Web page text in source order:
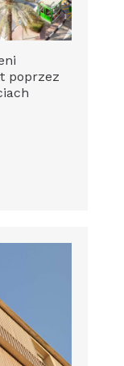
poprzez